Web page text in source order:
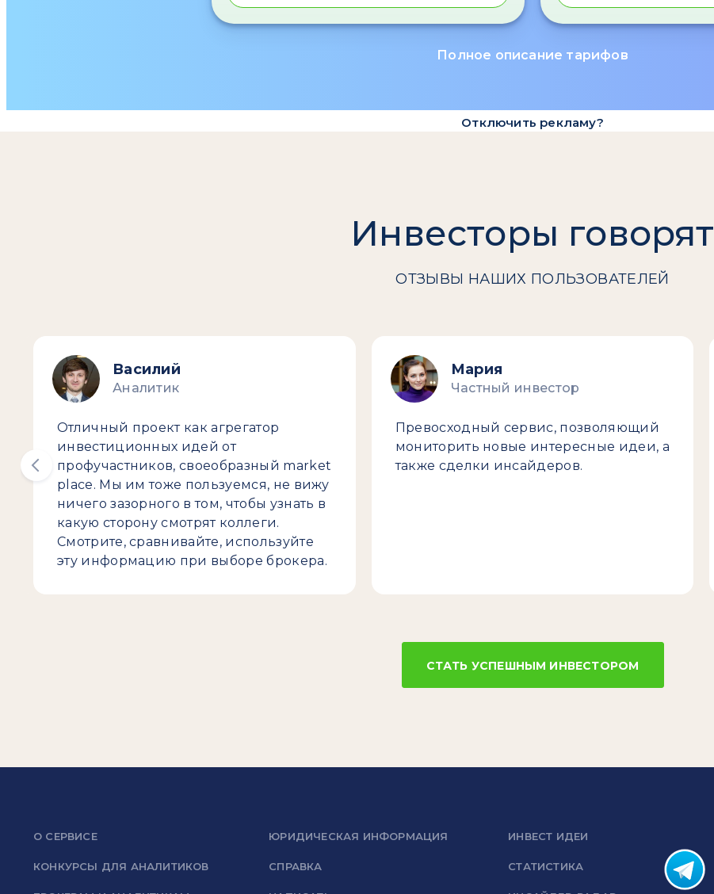
Полное описание тарифов
Отключить рекламу?
Инвесторы говорят
ОТЗЫВЫ НАШИХ ПОЛЬЗОВАТЕЛЕЙ
Василий
Аналитик
Отличный проект как агрегатор
инвестиционных идей от
профучастников, своеобразный market
place. Мы им тоже пользуемся, не вижу
ничего зазорного в том, чтобы узнать в
какую сторону смотрят коллеги.
Смотрите, сравнивайте, используйте
эту информацию при выборе брокера.
Мария
Частный инвестор
Превосходный сервис, позволяющий
мониторить новые интересные идеи, а
также сделки инсайдеров.
СТАТЬ УСПЕШНЫМ ИНВЕСТОРОМ
О СЕРВИСЕ
КОНКУРСЫ ДЛЯ АНАЛИТИКОВ
ЮРИДИЧЕСКАЯ ИНФОРМАЦИЯ
СПРАВКА
ИНВЕСТ ИДЕИ
СТАТИСТИКА